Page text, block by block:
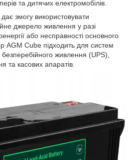
та дитячих електромобілів.
дає змогу використовувати
джерело живлення у разі
або несправності основного
AGM Cube підходить для систем
безперебійного живлення (UPS),
та касових апаратів.